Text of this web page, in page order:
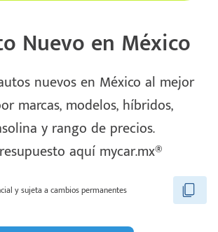
Nuevo en México
nuevos en México al mejor
marcas, modelos, híbridos,
y rango de precios.
aquí mycar.mx®
y sujeta a cambios permanentes